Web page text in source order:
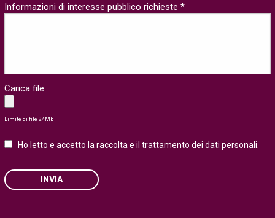
Informazioni di interesse pubblico richieste *
Carica file
Limite di file 24Mb
Ho letto e accetto la raccolta e il trattamento deidati personali.
INVIA